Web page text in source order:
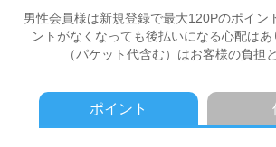
男性会員様は新規登録で最大120Pのポイン
ントがなくなっても後払いになる心配はあ
（パケット代含む）はお客様の負担
ポイント